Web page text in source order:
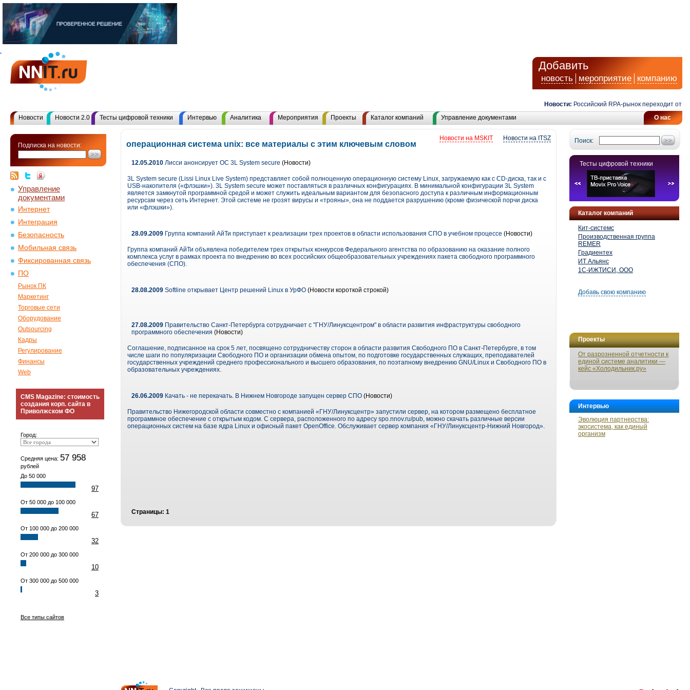
Добавить
новость мероприятие компанию
Новости: Российский RPA-рынок переходит от
О нас
Новости Новости 2.0 Тесты цифровой техники Интервью Аналитика Мероприятия Проекты Каталог компаний Управление документами
Подписка на новости:
Управление
документами
Интернет
Интеграция
Безопасность
Мобильная связь
Фиксированная связь
ПО
Рынок ПК
Маркетинг
Торговые сети
Оборудование
Outsourcing
Кадры
Регулирование
Финансы
Web
CMS Magazine: стоимость
создания корп. сайта в
Приволжском ФО
Город:
Средняя цена: 57 958
рублей
До 50 000
97
От 50 000 до 100 000
67
От 100 000 до 200 000
32
От 200 000 до 300 000
10
От 300 000 до 500 000
3
Все типы сайтов
Поиск:
Тесты цифровой техники
Каталог компаний
Кит-системс
Производственная группа
REMER
Градиентех
ИТ Альянс
1С-ИЖТИСИ, ООО
Добавь свою компанию
Проекты
От разрозненной отчетности к
единой системе аналитики —
кейс «Холодильник.ру»
Интервью
Эволюция партнерства:
экосистема, как единый
организм
Новости на ITSZ
Новости на MSKIT
операционная система unix: все материалы с этим ключевым словом
12.05.2010 Лисси анонсирует ОС 3L System secure (Новости)
3L System secure (Lissi Linux Live System) представляет собой полноценную операционную систему Linux, загружаемую как с CD-диска, так и с
USB-накопителя («флэшки»). 3L System secure может поставляться в различных конфигурациях. В минимальной конфигурации 3L System
является замкнутой программной средой и может служить идеальным вариантом для безопасного доступа к различным информационным
ресурсам через сеть Интернет. Этой системе не грозят вирусы и «трояны», она не поддается разрушению (кроме физической порчи диска
или «флэшки»).
28.09.2009 Группа компаний АйТи приступает к реализации трех проектов в области использования СПО в учебном процессе (Новости)
Группа компаний АйТи объявлена победителем трех открытых конкурсов Федерального агентства по образованию на оказание полного
комплекса услуг в рамках проекта по внедрению во всех российских общеобразовательных учреждениях пакета свободного программного
обеспечения (СПО).
28.08.2009 Softline открывает Центр решений Linux в УрФО (Новости короткой строкой)
27.08.2009 Правительство Санкт-Петербурга сотрудничает с "ГНУ/Линуксцентром" в области развития инфраструктуры свободного
программного обеспечения (Новости)
Соглашение, подписанное на срок 5 лет, посвящено сотрудничеству сторон в области развития Свободного ПО в Санкт-Петербурге, в том
числе шаги по популяризации Свободного ПО и организации обмена опытом, по подготовке государственных служащих, преподавателей
государственных учреждений среднего профессионального и высшего образования, по поэтапному внедрению GNU/Linux и Свободного ПО в
образовательных учреждениях.
26.06.2009 Качать - не перекачать. В Нижнем Новгороде запущен сервер СПО (Новости)
Правительство Нижегородской области совместно с компанией «ГНУ/Линуксцентр» запустили сервер, на котором размещено бесплатное
программное обеспечение с открытым кодом. С сервера, расположенного по адресу spo.nnov.ru/pub, можно скачать различные версии
операционных систем на базе ядра Linux и офисный пакет OpenOffice. Обслуживает сервер компания «ГНУ/Линуксцентр-Нижний Новгород».
Страницы: 1